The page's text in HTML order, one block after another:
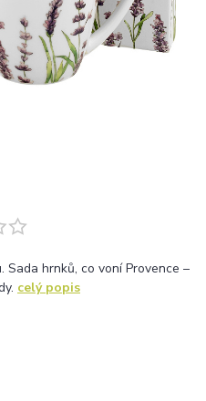
hrnků, co voní Provence –
celý popis